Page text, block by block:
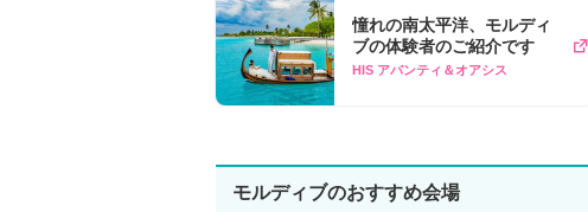
憧れの南太平洋、モルディ
ブの体験者のご紹介です
HIS アバンティ＆オアシス
モルディブのおすすめ会場